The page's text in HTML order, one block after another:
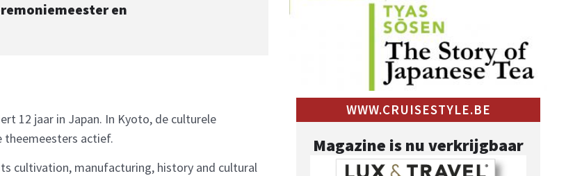
en
12 jaar in Japan. In Kyoto, de culturele
theemeesters actief.
cultivation, manufacturing, history and cultural
WWW.CRUISESTYLE.BE
Magazine is nu verkrijgbaar